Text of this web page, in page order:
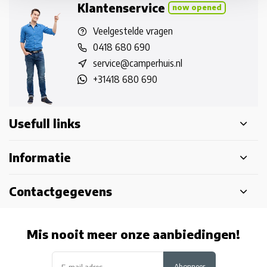
Klantenservice now opened
Veelgestelde vragen
0418 680 690
service@camperhuis.nl
+31418 680 690
Usefull links
Informatie
Contactgegevens
Mis nooit meer onze aanbiedingen!